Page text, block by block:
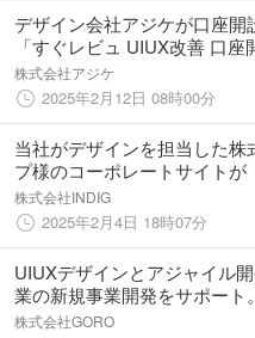
デザイン会社アジケが口座開
「すぐレビュ UIUX改善 口
をリリース
株式会社アジケ
2025年2月12日 08時00分
当社がデザインを担当した株
プ様のコーポレートサイトが
Awards」でSpecial Kudos賞を
株式会社INDIG
2025年2月4日 18時07分
UIUXデザインとアジャイル
業の新規事業開発をサポート
mofmofが業務提携開始
株式会社GORO